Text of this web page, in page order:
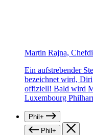
Martin Rajna,
Ein aufstrebender
bezeichnet wird,
offiziell! Bald wird
Luxembourg
Phil+
Phil+